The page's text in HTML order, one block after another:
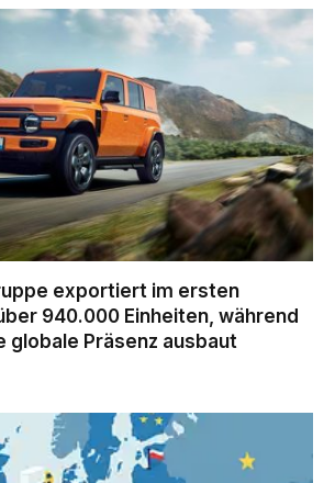
exportiert im ersten
940.000 Einheiten, während
globale Präsenz ausbaut